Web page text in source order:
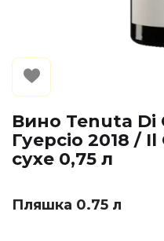
Вино Tenuta Di
Гуерсіо 2018 /
сухе 0,75 л
Пляшка 0.75 л